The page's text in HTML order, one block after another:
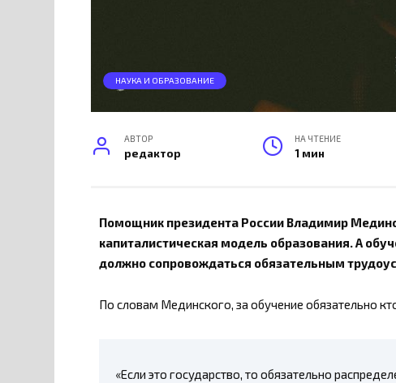
НАУКА И ОБРАЗОВАНИЕ
АВТОР
редактор
НА ЧТЕНИЕ
1 мин
Помощник президента России Владимир
капиталистическая модель образования. А
должно сопровождаться обязательным
По словам Мединского, за обучение обязательно
«Если это государство, то обязательно